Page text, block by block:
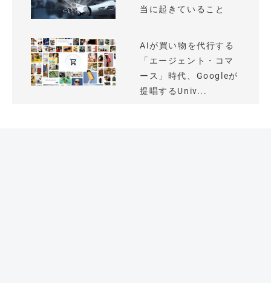
当に起きていること
AIが買い物を代行する
「エージェント・コマ
ース」時代、Googleが
提唱するUniv...